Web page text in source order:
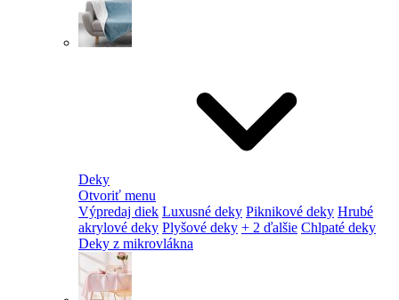
Deky
Otvoriť menu
Výpredaj diek Luxusné deky Piknikové deky Hrubé
akrylové deky Plyšové deky + 2 ďalšie Chlpaté deky
Deky z mikrovlákna